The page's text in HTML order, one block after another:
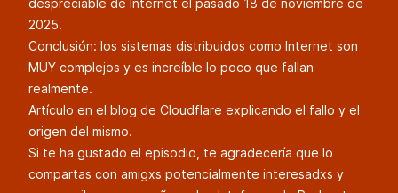
despreciable de Internet el pasado 18 de noviembre de
2025.
Conclusión: los sistemas distribuidos como Internet son
MUY complejos y es increíble lo poco que fallan
realmente.
Artículo en el blog de Cloudflare explicando el fallo y el
origen del mismo.
Si te ha gustado el episodio, te agradecería que lo
compartas con amigxs potencialmente interesadxs y